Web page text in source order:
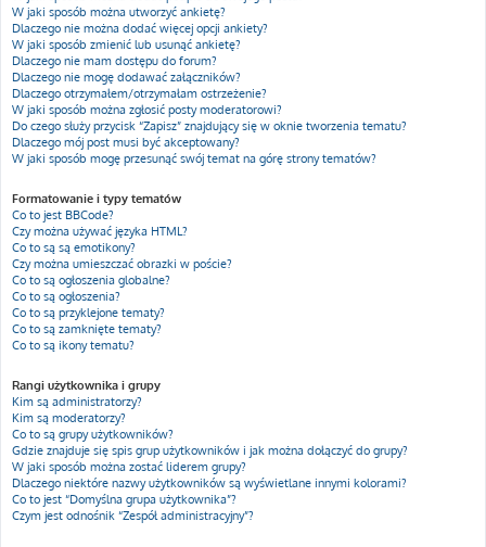
W jaki sposób można utworzyć ankietę?
Dlaczego nie można dodać więcej opcji ankiety?
W jaki sposób zmienić lub usunąć ankietę?
Dlaczego nie mam dostępu do forum?
Dlaczego nie mogę dodawać załączników?
Dlaczego otrzymałem/otrzymałam ostrzeżenie?
W jaki sposób można zgłosić posty moderatorowi?
Do czego służy przycisk “Zapisz” znajdujący się w oknie tworzenia tematu?
Dlaczego mój post musi być akceptowany?
W jaki sposób mogę przesunąć swój temat na górę strony tematów?
Formatowanie i typy tematów
Co to jest BBCode?
Czy można używać języka HTML?
Co to są są emotikony?
Czy można umieszczać obrazki w poście?
Co to są ogłoszenia globalne?
Co to są ogłoszenia?
Co to są przyklejone tematy?
Co to są zamknięte tematy?
Co to są ikony tematu?
Rangi użytkownika i grupy
Kim są administratorzy?
Kim są moderatorzy?
Co to są grupy użytkowników?
Gdzie znajduje się spis grup użytkowników i jak można dołączyć do grupy?
W jaki sposób można zostać liderem grupy?
Dlaczego niektóre nazwy użytkowników są wyświetlane innymi kolorami?
Co to jest “Domyślna grupa użytkownika”?
Czym jest odnośnik “Zespół administracyjny”?